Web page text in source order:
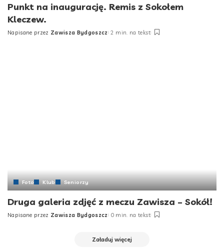
Punkt na inaugurację. Remis z Sokołem
Kleczew.
Posted
Napisane przez Zawisza Bydgoszcz 2 min. na tekst
Foto Klub Seniorzy
Druga galeria zdjęć z meczu Zawisza – Sokół!
Posted
Napisane przez Zawisza Bydgoszcz 0 min. na tekst
Załaduj więcej